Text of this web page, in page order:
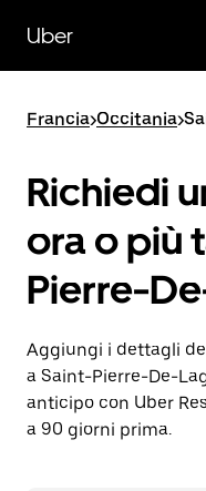
contenuto
principale
Uber
Francia>Occitania>
Richiedi
ora o più
Pierre-
Aggiungi i dettagli
a Saint-Pierre-De-
anticipo con Uber
a 90 giorni prima.